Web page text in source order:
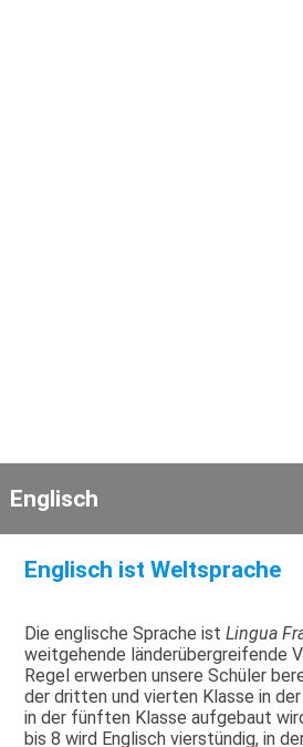
Englisch
Englisch ist Weltsprache
Die englische Sprache istLingua
weitgehende länderübergreifende
Regel erwerben unsere Schüler
der dritten und vierten Klasse in
in der fünften Klasse aufgebaut
bis 8 wird Englisch vierstündig, in